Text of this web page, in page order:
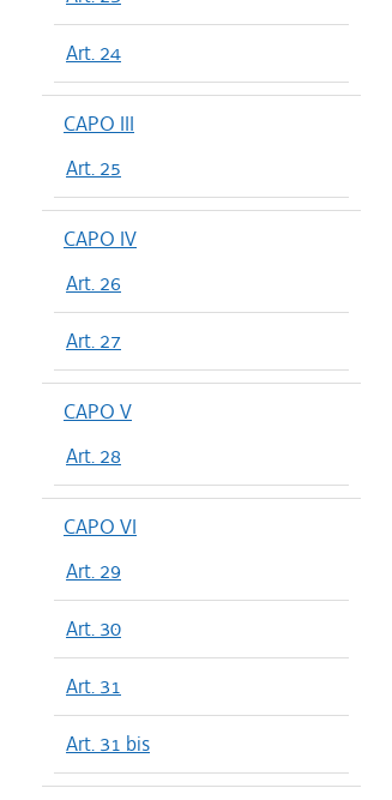
Art. 24
CAPO III
Art. 25
CAPO IV
Art. 26
Art. 27
CAPO V
Art. 28
CAPO VI
Art. 29
Art. 30
Art. 31
Art. 31 bis